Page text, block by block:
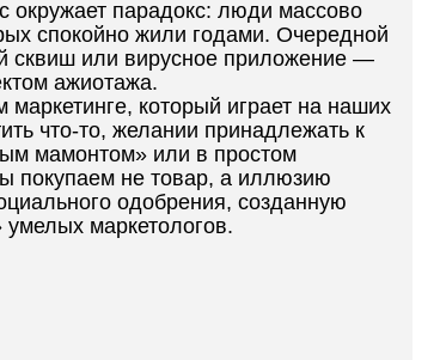
окружает парадокс: люди массово
спокойно жили годами. Очередной
сквиш или вирусное приложение —
ажиотажа.
маркетинге, который играет на наших
что-то, желании принадлежать к
мамонтом» или в простом
покупаем не товар, а иллюзию
одобрения, созданную
маркетологов.